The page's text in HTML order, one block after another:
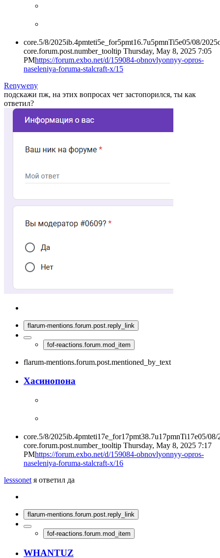
core.5/8/2025ib.4pmteti5e_for5pmt16.7u5pmnTi5e05/08/
core.forum.post.number_tooltip Thursday, May 8, 2025 7:05
PMhttps://forum.exbo.net/d/159084-obnovlyonnyy-opros-
naseleniya-foruma-stalcraft-x/15
Renyweny
подскажи пж, на этих вопросах чет застопорился, ты как
ответил?
flarum-mentions.forum.post.reply_link
fof-reactions.forum.mod_item
flarum-mentions.forum.post.mentioned_by_text
Хасинопона
core.5/8/2025ib.4pmteti17e_for17pmt38.7u17pmnTi17e05/08/
core.forum.post.number_tooltip Thursday, May 8, 2025 7:17
PMhttps://forum.exbo.net/d/159084-obnovlyonnyy-opros-
naseleniya-foruma-stalcraft-x/16
lesssonet я ответил да
flarum-mentions.forum.post.reply_link
fof-reactions.forum.mod_item
WHANTUZ